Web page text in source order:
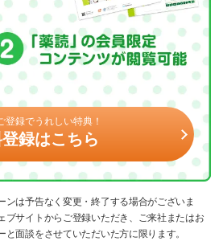
登録でうれしい特典！
録はこちら
は予告なく変更・終了する場合がございま
サイトからご登録いただき、ご来社またはお
面談をさせていただいた方に限ります。